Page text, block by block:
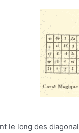
le long des